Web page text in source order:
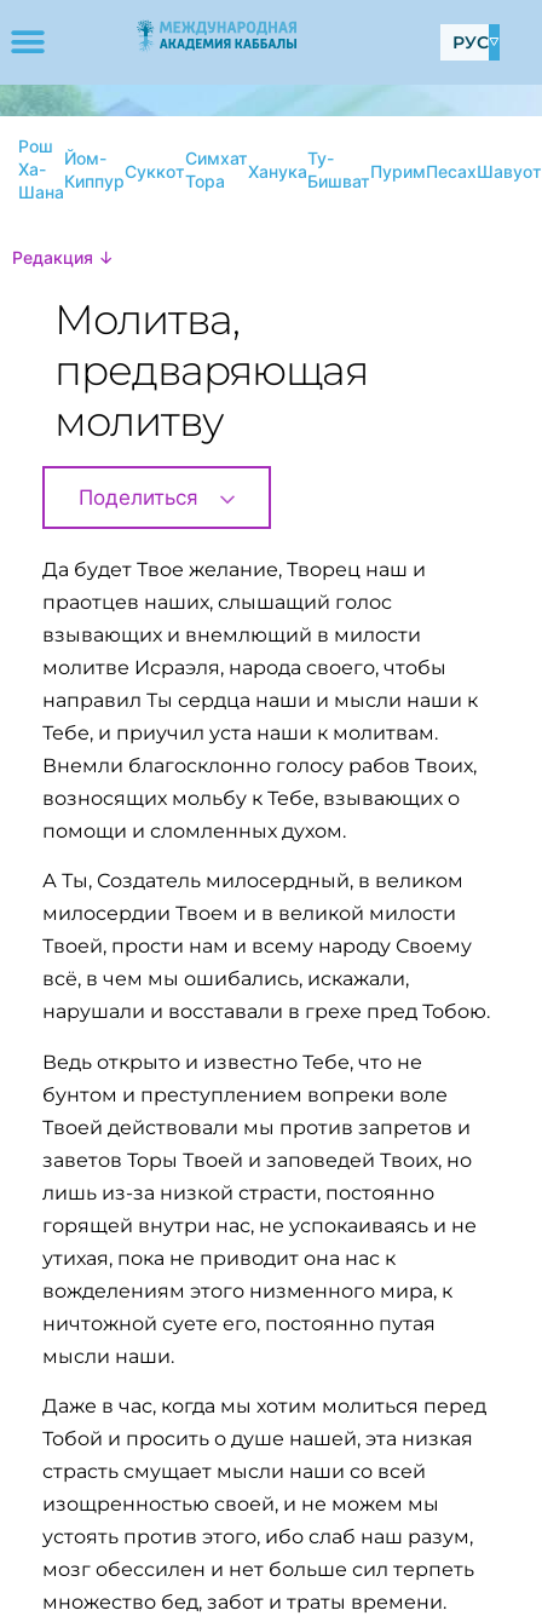
РУС
Рош
Ха-
Шана
Йом-
КиппурСуккот
Симхат
Тора
Ханука
Ту-
БишватПуримПесахШавуот
Редакция ↓
Молитва,
предваряющая
молитву
Поделиться
Да будет Твое желание, Творец наш и
праотцев наших, слышащий голос
взывающих и внемлющий в милости
молитве Исраэля, народа своего, чтобы
направил Ты сердца наши и мысли наши к
Тебе, и приучил уста наши к молитвам.
Внемли благосклонно голосу рабов Твоих,
возносящих мольбу к Тебе, взывающих о
помощи и сломленных духом.
А Ты, Создатель милосердный, в великом
милосердии Твоем и в великой милости
Твоей, прости нам и всему народу Своему
всё, в чем мы ошибались, искажали,
нарушали и восставали в грехе пред Тобою.
Ведь открыто и известно Тебе, что не
бунтом и преступлением вопреки воле
Твоей действовали мы против запретов и
заветов Торы Твоей и заповедей Твоих, но
лишь из-за низкой страсти, постоянно
горящей внутри нас, не успокаиваясь и не
утихая, пока не приводит она нас к
вожделениям этого низменного мира, к
ничтожной суете его, постоянно путая
мысли наши.
Даже в час, когда мы хотим молиться перед
Тобой и просить о душе нашей, эта низкая
страсть смущает мысли наши со всей
изощренностью своей, и не можем мы
устоять против этого, ибо слаб наш разум,
мозг обессилен и нет больше сил терпеть
множество бед, забот и траты времени.